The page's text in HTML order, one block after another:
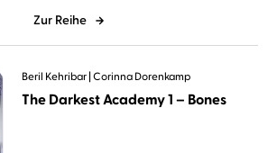
Zur Reihe
Beril Kehribar Corinna Dorenkamp
The Darkest Academy 1 – Bones